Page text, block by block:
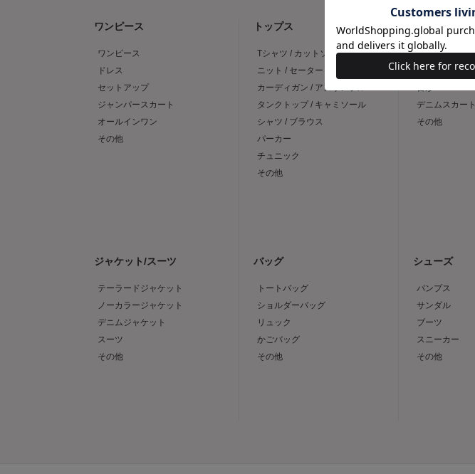
ワンピース
ワンピース
ドレス
セットアップ
ジャンパースカート
オールインワン
その他
トップス
Tシャツ / カットソー
ニット / セーター
カーディガン / アンサンブル
タンクトップ / キャミソール
シャツ / ブラウス
パーカー
チュニック
その他
スカート
フレア
タイト
デニムスカート
その他
ジャケット/スーツ
テーラードジャケット
ノーカラージャケット
デニムジャケット
スーツ
その他
バッグ
トートバッグ
ショルダーバッグ
リュック
かごバッグ
その他
シューズ
パンプス
サンダル
ブーツ
スニーカー
その他